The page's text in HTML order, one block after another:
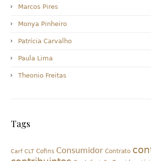
Marcos Pires
Monya Pinheiro
Patrícia Carvalho
Paula Lima
Theonio Freitas
Tags
Carf CLT Cofins Consumidor Contrato